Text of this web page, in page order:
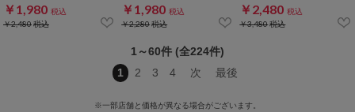
￥1,980 税込
￥2,480税込
￥1,980 税込
￥2,280税込
￥2,480 税込
￥3,480税込
1～60件 (全224件)
1
2 3 4 次 最後
※一部店舗と価格が異なる場合がございます。